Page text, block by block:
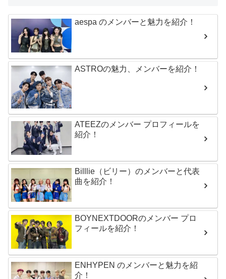
aespa のメンバーと魅力を紹介！
ASTROの魅力、メンバーを紹介！
ATEEZのメンバー プロフィールを
紹介！
Billlie（ビリー）のメンバーと代表
曲を紹介！
BOYNEXTDOORのメンバー プロ
フィールを紹介！
ENHYPEN のメンバーと魅力を紹
介！